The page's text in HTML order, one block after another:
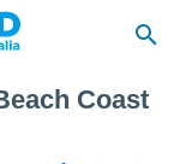
Coast